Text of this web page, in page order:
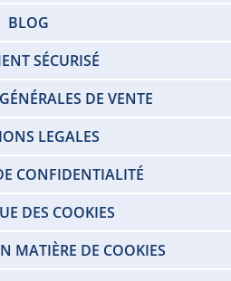
BLOG
SÉCURISÉ
DE VENTE
LEGALES
CONFIDENTIALITÉ
DES COOKIES
MATIÈRE DE COOKIES